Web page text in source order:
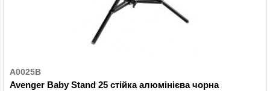
A0025B
Avenger Baby Stand 25 стійка алюмінієва чорна